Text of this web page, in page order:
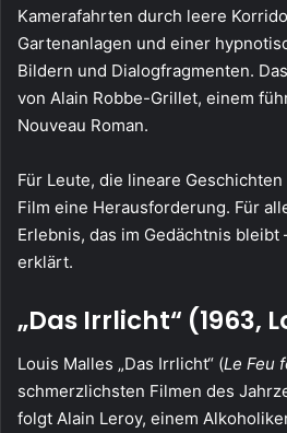
Kamerafahrten durch leere
Gartenanlagen und einer
Bildern und Dialogfragmenten.
von Alain Robbe-Grillet, einem
Nouveau Roman.
Für Leute, die lineare
Film eine Herausforderung. Für
Erlebnis, das im Gedächtnis
erklärt.
„Das Irrlicht“ (1963,
Louis Malles „Das Irrlicht“ (Le Feu
schmerzlichsten Filmen des
folgt Alain Leroy, einem